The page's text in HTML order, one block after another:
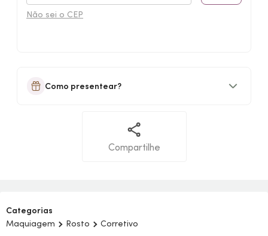
Não sei o CEP
Como presentear?
Compartilhe
Categorias
Maquiagem
Rosto Corretivo